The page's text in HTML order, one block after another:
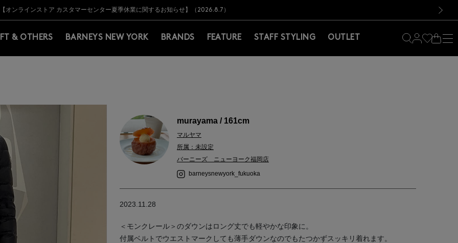
BARNEYS＞会員のお客様は11,000円（税込）以上のお買上げで常時送料無料！お買い物の際は会員登録を！
【夏季休業に伴う出荷一時停止のお知らせ】(2026.8.7)
【オンラインストア カスタマーセンター夏季休業に関するお知らせ】（2026.8.7）
【夏季休業に伴う返品・交換承り一時停止のお知らせ】（2026.8.5）
熊本県を中心とした地震の影響によるお荷物のお届けについて
【開催中】SUMMER SALEのご案内・ご注意事項
BARNEYS＞会員のお客様は11,000円（税込）以上のお買上げで常時送料無料！お買い物の際は会員登録を！
【夏季休業に伴う出荷一時停止のお知らせ】(2026.8.7)
& OTHERS BARNEYS NEW YORK BRANDS FEATURE STAFF STYLING OUTLET
murayama / 161cm
マルヤマ
所属：未設定
バーニーズ ニューヨーク福岡店
barneysnewyork_fukuoka
2023.11.28
＜モンクレール＞のダウンはロング丈でも軽やかな印象に。
付属ベルトでウエストマークしても薄手ダウンなのでもたつかずスッキリ着れます。